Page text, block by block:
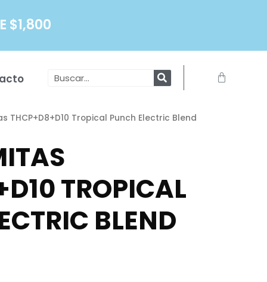
$1,800
Search Carrito
THCP+D8+D10 Tropical Punch Electric Blend
TROPICAL
BLEND